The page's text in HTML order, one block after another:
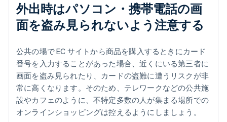
外出時はパソコン・携帯電話の画
面を盗み見られないよう注意する
公共の場で EC サイトから商品を購入するときにカード
番号を入力することがあった場合、近くにいる第三者に
画面を盗み見られたり、カードの盗難に遭うリスクが非
常に高くなります。そのため、テレワークなどの公共施
設やカフェのように、不特定多数の人が集まる場所での
オンラインショッピングは控えるようにしましょう。